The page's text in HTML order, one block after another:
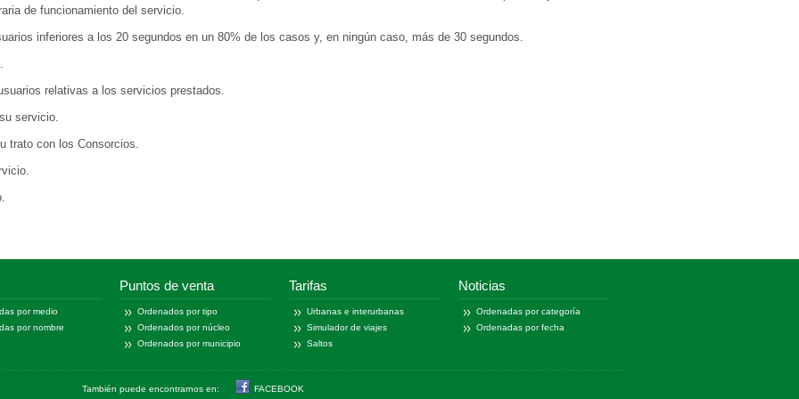
de funcionamiento del servicio.
inferiores a los 20 segundos en un 80% de los casos y, en ningún caso, más de 30 segundos.
relativas a los servicios prestados.
servicio.
trato con los Consorcios.
por medio
por nombre
Puntos de venta
Ordenados por tipo
Ordenados por núcleo
Ordenados por municipio
Tarifas
Urbanas e interurbanas
Simulador de viajes
Saltos
Noticias
Ordenadas por categoría
Ordenadas por fecha
También puede encontrarnos en: FACEBOOK